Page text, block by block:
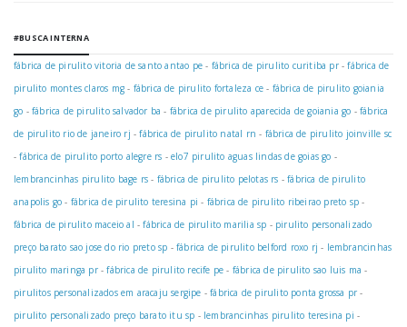
#BUSCA INTERNA
fábrica de pirulito vitoria de santo antao pe - fábrica de pirulito curitiba pr-fábrica de
pirulito montes claros mg - fábrica de pirulito fortaleza ce - fábrica de pirulito goiania
go -fábrica de pirulito salvador ba - fábrica de pirulito aparecida de goiania go -fábrica
de pirulito rio de janeiro rj -fábrica de pirulito natal rn - fábrica de pirulito joinville sc
-fábrica de pirulito porto alegre rs -elo7 pirulito aguas lindas de goias go -
lembrancinhas pirulito bage rs - fábrica de pirulito pelotas rs -fábrica de pirulito
anapolis go - fábrica de pirulito teresina pi - fábrica de pirulito ribeirao preto sp -
fábrica de pirulito maceio al -fábrica de pirulito marilia sp - pirulito personalizado
preço barato sao jose do rio preto sp -fábrica de pirulito belford roxo rj - lembrancinhas
pirulito maringa pr-fábrica de pirulito recife pe - fábrica de pirulito sao luis ma -
pirulitos personalizados em aracaju sergipe -fábrica de pirulito ponta grossa pr -
pirulito personalizado preço barato itu sp - lembrancinhas pirulito teresina pi -